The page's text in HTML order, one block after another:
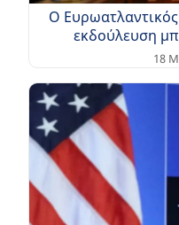
Ο
εκδούλευση
18